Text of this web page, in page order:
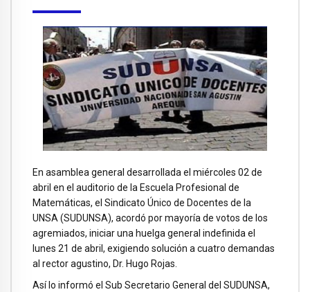
En asamblea general desarrollada el miércoles 02 de
abril en el auditorio de la Escuela Profesional de
Matemáticas, el Sindicato Único de Docentes de la
UNSA (SUDUNSA), acordó por mayoría de votos de los
agremiados, iniciar una huelga general indefinida el
lunes 21 de abril, exigiendo solución a cuatro demandas
al rector agustino, Dr. Hugo Rojas.
Así lo informó el Sub Secretario General del SUDUNSA,